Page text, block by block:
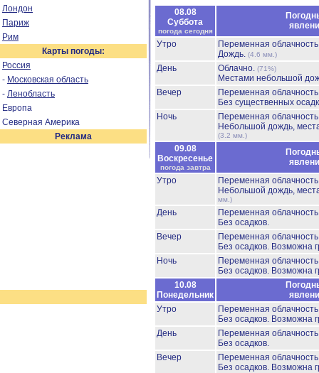
Лондон
Париж
Рим
Карты погоды:
Россия
- Московская область
- Ленобласть
Европа
Северная Америка
Реклама
08.08
Суббота
погода сегодня
Утро
Переменная
Дождь. (4.6 мм.)
День Облачно. (71%)
Местами небольшой
Вечер
Переменная
Без существенных
Ночь
Переменная
Небольшой дождь,
(3.2 мм.)
09.08
Воскресенье
погода завтра
Утро
Переменная
Небольшой дождь,
мм.)
День
Переменная
Без осадков.
Вечер
Переменная
Без осадков. Возможна
Ночь
Переменная
Без осадков. Возможна
10.08
Понедельник
Утро
Переменная
Без осадков. Возможна
День
Переменная облачность
Без осадков.
Вечер
Переменная
Без осадков. Возможна